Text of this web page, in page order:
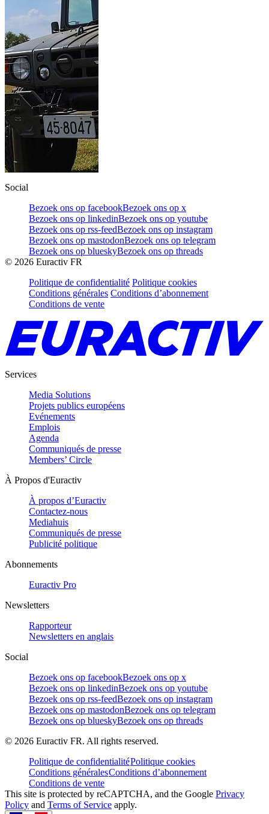
Social
Bezoek ons op facebookBezoek ons op x
Bezoek ons op linkedinBezoek ons op youtube
Bezoek ons op rss-feedBezoek ons op instagram
Bezoek ons op mastodonBezoek ons op telegram
Bezoek ons op blueskyBezoek ons op threads
© 2026 Euractiv FR
Politique de confidentialité Politique cookies
Conditions générales Conditions d’abonnement
Conditions de vente
Services
Media Solutions
Projets publics européens
Evénements
Emplois
Agenda
Communiqués de presse
Members’ Circle
À Propos d'Euractiv
À propos d’Euractiv
Contactez-nous
Mediahuis
Communiqués de presse
Publicité politique
Abonnements
Euractiv Pro
Newsletters
Rapporteur
Newsletters en anglais
Social
Bezoek ons op facebookBezoek ons op x
Bezoek ons op linkedinBezoek ons op youtube
Bezoek ons op rss-feedBezoek ons op instagram
Bezoek ons op mastodonBezoek ons op telegram
Bezoek ons op blueskyBezoek ons op threads
© 2026 Euractiv FR. All rights reserved.
Politique de confidentialitéPolitique cookies
Conditions généralesConditions d’abonnement
Conditions de vente
This site is protected by reCAPTCHA, and the Google Privacy
Policy and Terms of Service apply.